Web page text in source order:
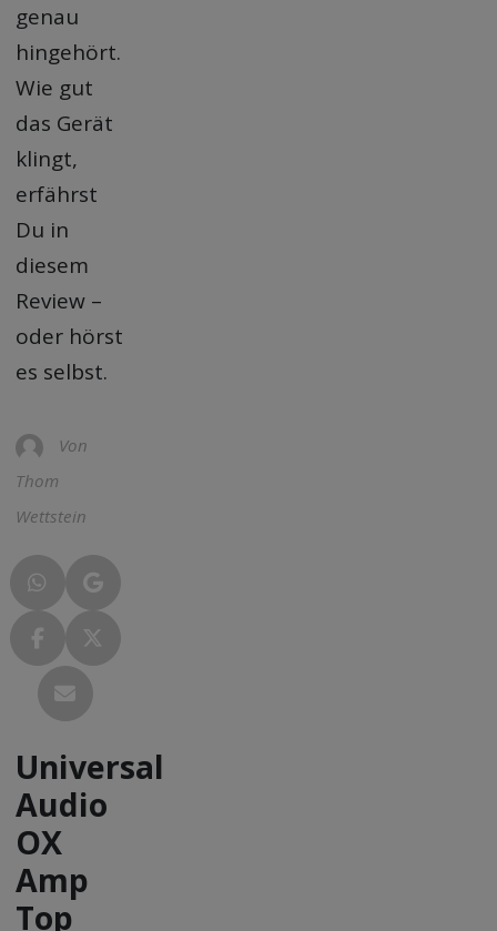
genau
hingehört.
Wie gut
das Gerät
klingt,
erfährst
Du in
diesem
Review –
oder hörst
es selbst.
Von
Thom
Wettstein
Universal
Audio
OX
Amp
Top